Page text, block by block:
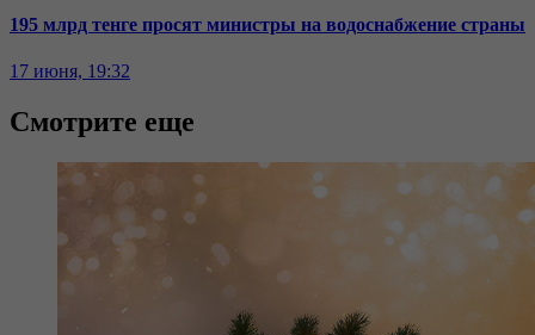
195 млрд тенге просят министры на водоснабжение страны
17 июня, 19:32
Смотрите еще